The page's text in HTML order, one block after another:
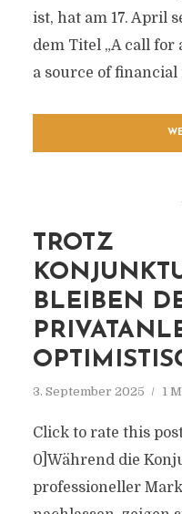
ist, hat am 17. April
dem Titel „A call for
a source of
TROTZ
BLEIBEN
3. September 2025 1
Click to rate this
0]Während die
professioneller